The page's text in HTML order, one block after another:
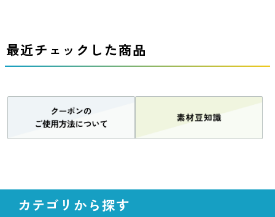
最近チェックした商品
カテゴリから探す